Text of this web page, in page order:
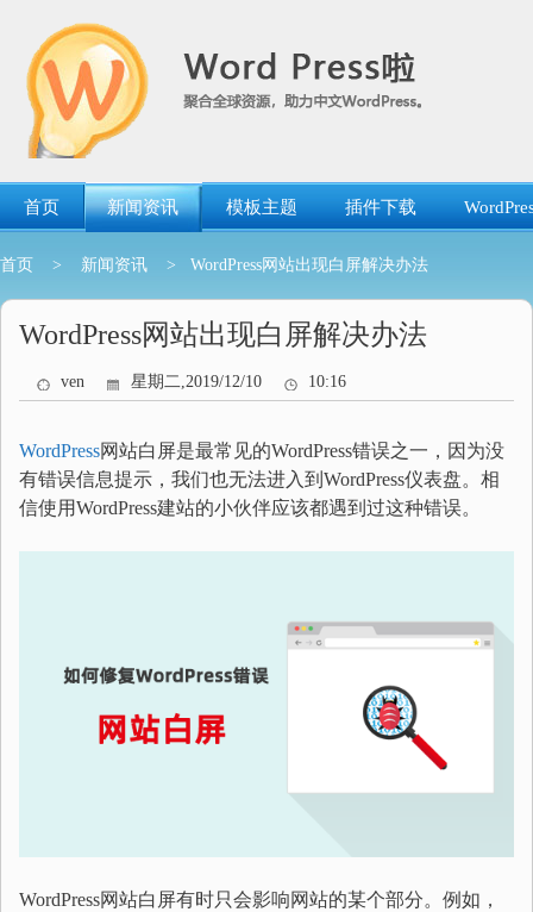
首页 新闻资讯 模板主题 插件下载
首页 > 新闻资讯 > WordPress网站出现白屏解决办法
WordPress网站出现白屏解决办法
ven 星期二,2019/12/10 10:16
WordPress网站白屏是最常见的WordPress错误之一，因为没
有错误信息提示，我们也无法进入到WordPress仪表盘。相
信使用WordPress建站的小伙伴应该都遇到过这种错误。
WordPress网站白屏有时只会影响网站的某个部分。例如，